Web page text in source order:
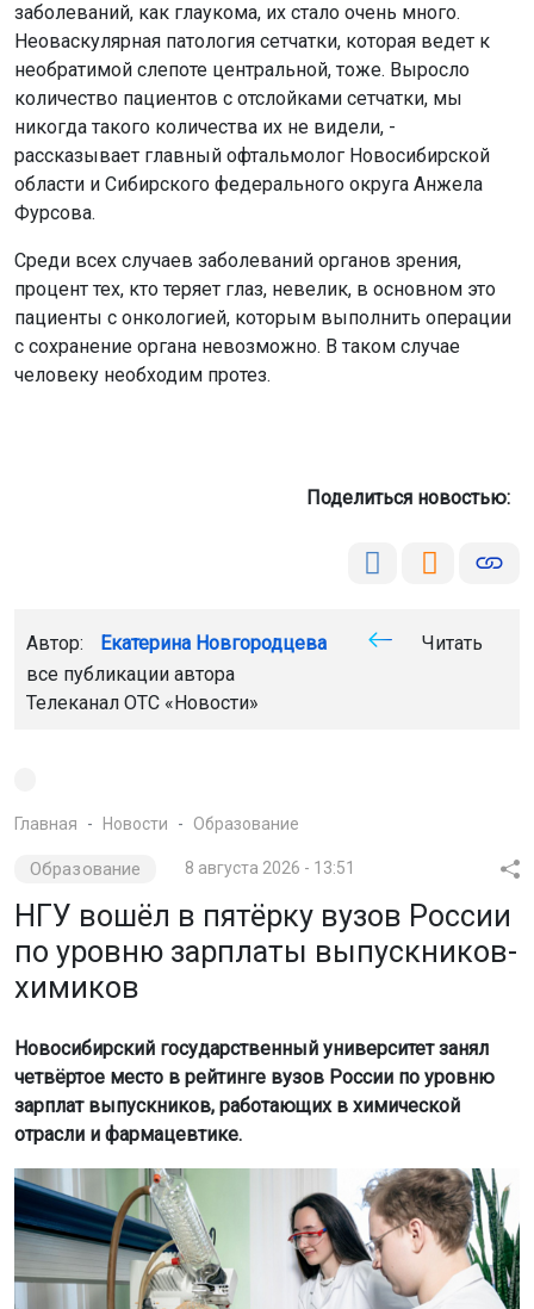
заболеваний, как глаукома, их стало очень много.
Неоваскулярная патология сетчатки, которая ведет к
необратимой слепоте центральной, тоже. Выросло
количество пациентов с отслойками сетчатки, мы
никогда такого количества их не видели, -
рассказывает главный офтальмолог Новосибирской
области и Сибирского федерального округа Анжела
Фурсова.
Среди всех случаев заболеваний органов зрения,
процент тех, кто теряет глаз, невелик, в основном это
пациенты с онкологией, которым выполнить операции
с сохранение органа невозможно. В таком случае
человеку необходим протез.
Поделиться новостью:
Автор: Екатерина Новгородцева
Читать
все публикации автора
Телеканал ОТС «Новости»
Главная Новости Образование
Образование 8 августа 2026 - 13:51
НГУ вошёл в пятёрку вузов России
по уровню зарплаты выпускников-
химиков
Новосибирский государственный университет занял
четвёртое место в рейтинге вузов России по уровню
зарплат выпускников, работающих в химической
отрасли и фармацевтике.